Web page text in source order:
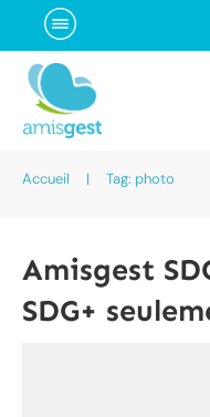
Accueil | Tag: photo
Amisgest
SDG+